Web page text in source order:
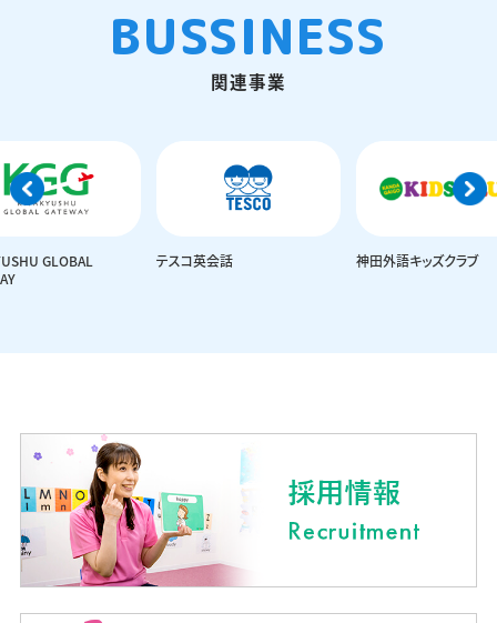
BUSSINESS
関連事業
GLOBAL
テスコ英会話 神田外語キッズクラブ